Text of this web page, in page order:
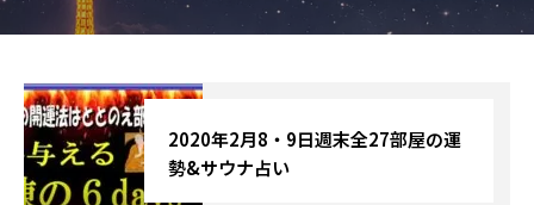
秘伝公開！吉凶カレンダー
記事カテゴリー
ブログ
お知らせ
2020年2月8・9日週末全27部屋の運
勢&サウナ占い